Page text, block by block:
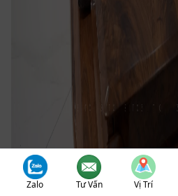
Zalo Tư Vấn Vị Trí